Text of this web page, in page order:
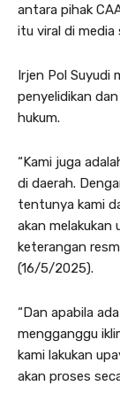
antara pihak
itu viral di media
Irjen Pol Suyudi
penyelidikan
hukum.
“Kami juga
di daerah.
tentunya kami
akan melakukan
keterangan
(16/5/2025).
“Dan apabila
mengganggu
kami lakukan
akan proses